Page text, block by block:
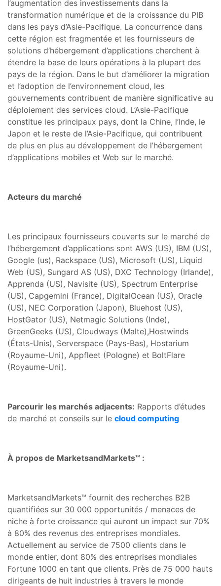
l’augmentation des investissements dans la
transformation numérique et de la croissance du PIB
dans les pays d’Asie-Pacifique. La concurrence dans
cette région est fragmentée et les fournisseurs de
solutions d’hébergement d’applications cherchent à
étendre la base de leurs opérations à la plupart des
pays de la région. Dans le but d’améliorer la migration
et l’adoption de l’environnement cloud, les
gouvernements contribuent de manière significative au
déploiement des services cloud. L’Asie-Pacifique
constitue les principaux pays, dont la Chine, l’Inde, le
Japon et le reste de l’Asie-Pacifique, qui contribuent
de plus en plus au développement de l’hébergement
d’applications mobiles et Web sur le marché.
Acteurs du marché
Les principaux fournisseurs couverts sur le marché de
l’hébergement d’applications sont AWS (US), IBM (US),
Google (us), Rackspace (US), Microsoft (US), Liquid
Web (US), Sungard AS (US), DXC Technology (Irlande),
Apprenda (US), Navisite (US), Spectrum Enterprise
(US), Capgemini (France), DigitalOcean (US), Oracle
(US), NEC Corporation (Japon), Bluehost (US),
HostGator (US), Netmagic Solutions (Inde),
GreenGeeks (US), Cloudways (Malte),Hostwinds
(États-Unis), Serverspace (Pays-Bas), Hostarium
(Royaume-Uni), Appfleet (Pologne) et BoltFlare
(Royaume-Uni).
Parcourir les marchés adjacents: Rapports d’études
de marché et conseils sur le cloud computing
À propos de MarketsandMarkets™ :
MarketsandMarkets™ fournit des recherches B2B
quantifiées sur 30 000 opportunités / menaces de
niche à forte croissance qui auront un impact sur 70%
à 80% des revenus des entreprises mondiales.
Actuellement au service de 7500 clients dans le
monde entier, dont 80% des entreprises mondiales
Fortune 1000 en tant que clients. Près de 75 000 hauts
dirigeants de huit industries à travers le monde